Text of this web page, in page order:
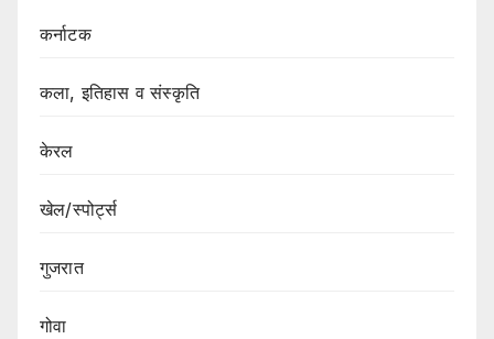
कर्नाटक
कला, इतिहास व संस्कृति
केरल
खेल/स्पोर्ट्स
गुजरात
गोवा